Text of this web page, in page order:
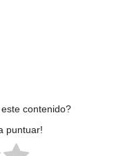
contenido?
puntuar!